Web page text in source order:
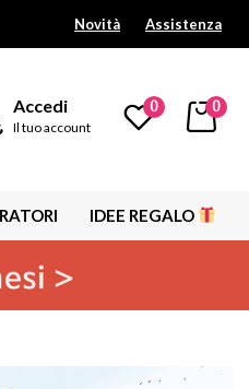
Novità Assistenza
Accedi
Il tuo account
0 0
IDEE REGALO